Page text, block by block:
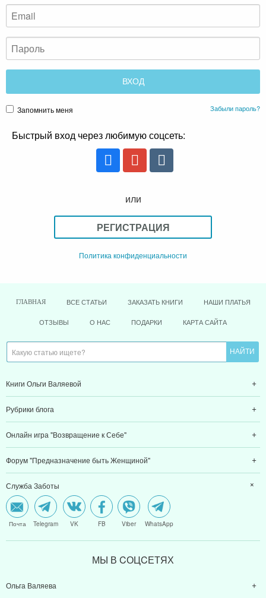
Запомнить меня Забыли пароль?
Быстрый вход через любимую соцсеть:
или
РЕГИСТРАЦИЯ
Политика конфиденциальности
ГЛАВНАЯ ВСЕ СТАТЬИ ЗАКАЗАТЬ КНИГИ НАШИ ПЛАТЬЯ
ОТЗЫВЫ О НАС ПОДАРКИ КАРТА САЙТА
Книги Ольги Валяевой
Рубрики блога
Онлайн игра "Возвращение к Себе"
Форум "Предназначение быть Женщиной"
Служба Заботы
Почта Telegram VK FB Viber WhatsApp
МЫ В CОЦCЕТЯХ
Ольга Валяева